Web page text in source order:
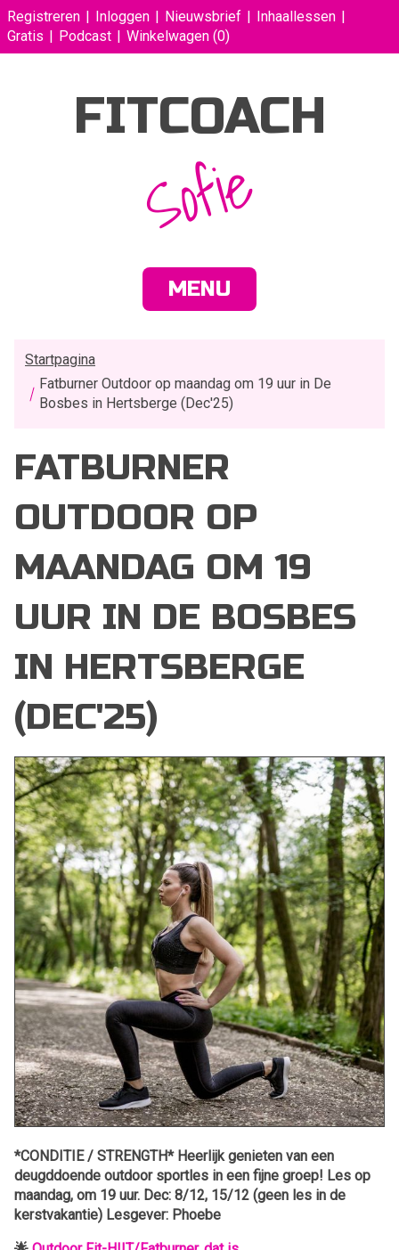
Registreren Inloggen Nieuwsbrief
Inhaallessen
Gratis
Podcast Winkelwagen (0)
FITCOACH
Sofie
MENU
Startpagina
Fatburner Outdoor op maandag om 19 uur in De
Bosbes in Hertsberge (Dec'25)
FATBURNER
OUTDOOR OP
MAANDAG OM 19
UUR IN DE BOSBES
IN HERTSBERGE
(DEC'25)
*CONDITIE / STRENGTH* Heerlijk genieten van een
deugddoende outdoor sportles in een fijne groep! Les op
maandag, om 19 uur. Dec: 8/12, 15/12 (geen les in de
kerstvakantie) Lesgever: Phoebe